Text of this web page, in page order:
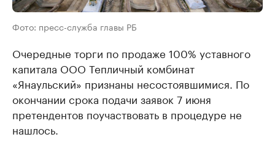
Фото: пресс-служба главы РБ
Очередные торги по продаже 100% уставного
капитала ООО Тепличный комбинат
«Янаульский» признаны несостоявшимися. По
окончании срока подачи заявок 7 июня
претендентов поучаствовать в процедуре не
нашлось.